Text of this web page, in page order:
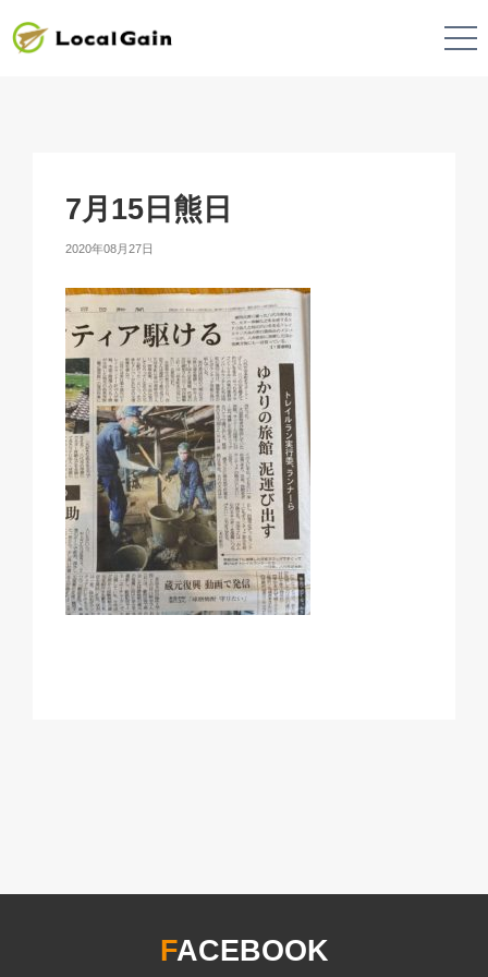
7月15日熊日
2020年08月27日
FACEBOOK